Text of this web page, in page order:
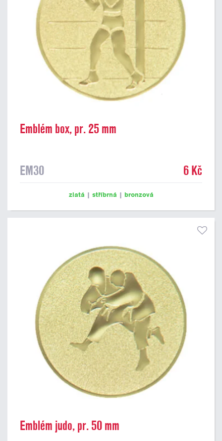
Emblém box, pr. 25 mm
EM30 6 Kč
zlatá | stříbrná | bronzová
Emblém judo, pr. 50 mm